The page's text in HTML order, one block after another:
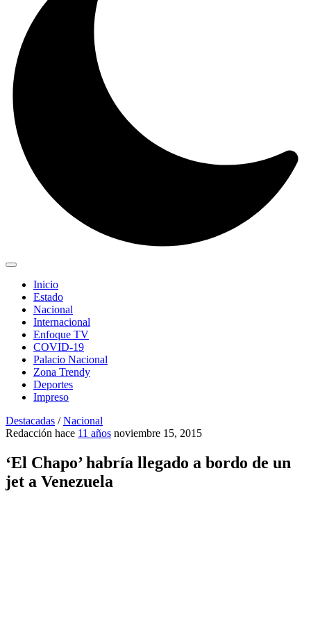
Inicio
Estado
Nacional
Internacional
Enfoque TV
COVID-19
Palacio Nacional
Zona Trendy
Deportes
Impreso
Destacadas /Nacional
Redacción hace 11 años noviembre 15, 2015
‘El Chapo’ habría llegado a bordo de un
jet a Venezuela